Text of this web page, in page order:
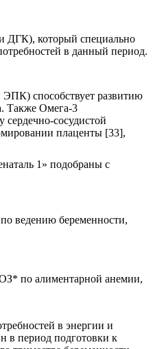
ДГК), который специально
в данный период.
способствует развитию
Также Омега-3
сосудистой
плаценты [33],
1» подобраны с
ведению беременности,
по алиментарной анемии,
в энергии и
в период подготовки к